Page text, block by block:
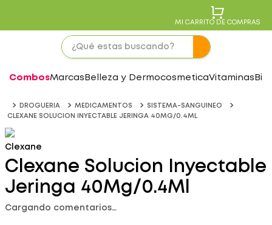
MI CARRITO DE COMPRAS
CombosMarcas Belleza y DermocosmeticaVitaminas
DROGUERIA MEDICAMENTOS
SISTEMA-SANGUINEO
CLEXANE SOLUCION INYECTABLE JERINGA 40MG/0.4ML
Clexane
Clexane Solucion Inyectable
Jeringa 40Mg/0.4Ml
Cargando comentarios…